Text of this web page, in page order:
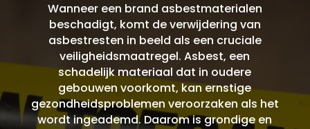
Wanneer een brand asbestmaterialen
beschadigt, komt de verwijdering van
asbestresten in beeld als een cruciale
veiligheidsmaatregel. Asbest, een
schadelijk materiaal dat in oudere
gebouwen voorkomt, kan ernstige
gezondheidsproblemen veroorzaken als het
wordt ingeademd. Daarom is grondige en